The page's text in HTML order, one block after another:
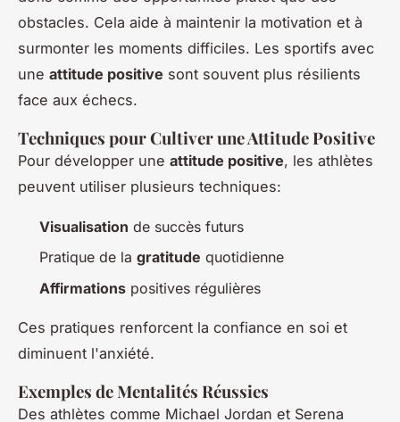
obstacles. Cela aide à maintenir la motivation et à
surmonter les moments difficiles. Les sportifs avec
une attitude positive sont souvent plus résilients
face aux échecs.
Techniques pour Cultiver une Attitude Positive
Pour développer une attitude positive, les athlètes
peuvent utiliser plusieurs techniques:
Visualisation de succès futurs
Pratique de la gratitude quotidienne
Affirmations positives régulières
Ces pratiques renforcent la confiance en soi et
diminuent l'anxiété.
Exemples de Mentalités Réussies
Des athlètes comme Michael Jordan et Serena